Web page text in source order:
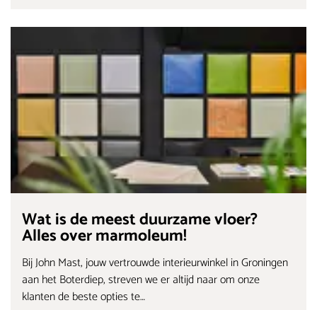
Wat is de meest duurzame vloer?
Alles over marmoleum!
Bij John Mast, jouw vertrouwde interieurwinkel in Groningen
aan het Boterdiep, streven we er altijd naar om onze
klanten de beste opties te…